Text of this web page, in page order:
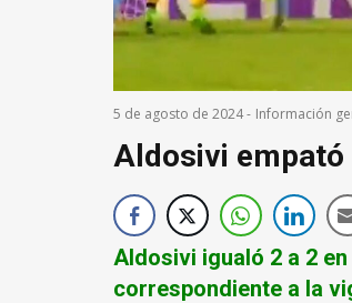
5 de agosto de 2024- Información
Aldosivi empató
Aldosivi igualó 2 a 2
correspondiente a la